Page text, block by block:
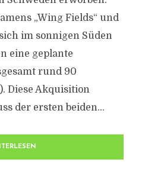
„Wing Fields“ und
im sonnigen Süden
eine geplante
rund 90
Diese Akquisition
der ersten beiden...